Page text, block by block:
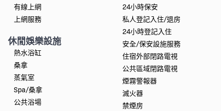
有線上網
上網服務
休閒娛樂設施
熱水浴缸
桑拿
蒸氣室
Spa/桑拿
公共浴場
24小時保安
私人登記入住/退房
24小時登記入住
安全/保安設施服務
住宿外部閉路電視
公共區域閉路電視
煙霧警報器
滅火器
禁煙房